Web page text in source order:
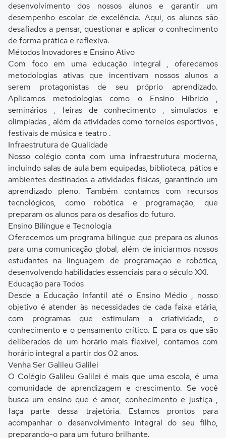
desenvolvimento dos nossos alunos e garantir um
desempenho escolar de excelência. Aqui, os alunos são
desafiados a pensar, questionar e aplicar o conhecimento
de forma prática e reflexiva.
Métodos Inovadores e Ensino Ativo
Com foco em uma educação integral , oferecemos
metodologias ativas que incentivam nossos alunos a
serem protagonistas de seu próprio aprendizado.
Aplicamos metodologias como o Ensino Híbrido ,
seminários , feiras de conhecimento , simulados e
olimpíadas , além de atividades como torneios esportivos ,
festivais de música e teatro .
Infraestrutura de Qualidade
Nosso colégio conta com uma infraestrutura moderna,
incluindo salas de aula bem equipadas, biblioteca, pátios e
ambientes destinados a atividades físicas, garantindo um
aprendizado pleno. Também contamos com recursos
tecnológicos, como robótica e programação, que
preparam os alunos para os desafios do futuro.
Ensino Bilíngue e Tecnologia
Oferecemos um programa bilíngue que prepara os alunos
para uma comunicação global, além de iniciarmos nossos
estudantes na linguagem de programação e robótica,
desenvolvendo habilidades essenciais para o século XXI.
Educação para Todos
Desde a Educação Infantil até o Ensino Médio , nosso
objetivo é atender às necessidades de cada faixa etária,
com programas que estimulam a criatividade, o
conhecimento e o pensamento crítico. E para os que são
deliberados de um horário mais flexível, contamos com
horário integral a partir dos 02 anos.
Venha Ser Galileu Galilei
O Colégio Galileu Galilei é mais que uma escola, é uma
comunidade de aprendizagem e crescimento. Se você
busca um ensino que é amor, conhecimento e justiça ,
faça parte dessa trajetória. Estamos prontos para
acompanhar o desenvolvimento integral do seu filho,
preparando-o para um futuro brilhante.